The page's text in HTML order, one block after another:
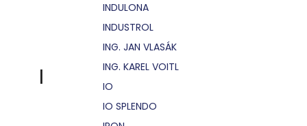
I
INDULONA
INDUSTROL
ING. JAN VLASÁK
ING. KAREL VOITL
IO
IO SPLENDO